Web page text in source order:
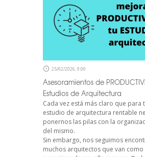
25/02/2026, 9:00
Asesoramientos de
Estudios de Arquitectura
Cada vez está más claro que para
estudio de arquitectura rentable
ponernos las pilas con la
del mismo.
Sin embargo, nos seguimos
muchos arquitectos que van como